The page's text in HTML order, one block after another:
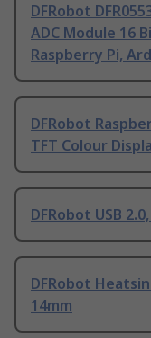
DFRobot
ADC Module 16
Raspberry Pi,
DFRobot
TFT Colour
DFRobot USB
DFRobot
14mm